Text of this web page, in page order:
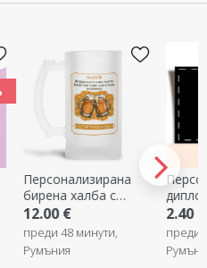
Персонализирана
диплома с ваша
собствена графика
2.40 €
преди 55 минути,
Румъния
32
със